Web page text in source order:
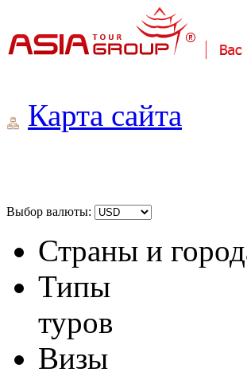
Карта сайта
Выбор валюты:
Страны и
Типы
туров
Визы